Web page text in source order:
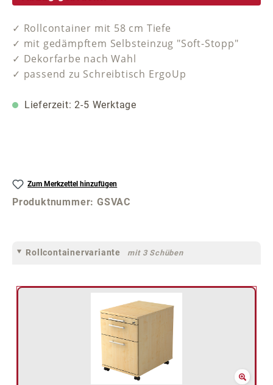
✓ Rollcontainer mit 58 cm Tiefe
✓ mit gedämpftem Selbsteinzug "Soft-Stopp"
✓ Dekorfarbe nach Wahl
✓ passend zu Schreibtisch ErgoUp
Lieferzeit: 2-5 Werktage
Zum Merkzettel hinzufügen
Produktnummer:GSVAC
Rollcontainervariante mit 3 Schüben